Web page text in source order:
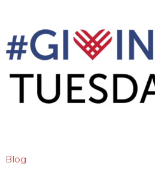
Blog